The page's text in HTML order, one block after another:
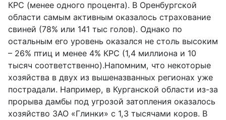
КРС (менее одного процента). В Оренбургской
области самым активным оказалось страхование
свиней (78% или 141 тыс голов). Однако по
остальным его уровень оказался не столь высоким
– 26% птиц и менее 4% КРС (1,4 миллиона и 10
тысяч соответственно).Напомним, что некоторые
хозяйства в двух из вышеназванных регионах уже
пострадали. Например, в Курганской области из-за
прорыва дамбы под угрозой затопления оказалось
хозяйство ЗАО «Глинки» с 1,3 тысячами коров. В